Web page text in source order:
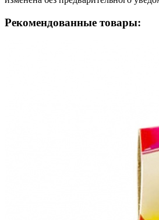
Рекомендованные товары: